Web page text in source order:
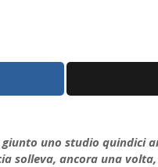
uno studio quindici
solleva, ancora una